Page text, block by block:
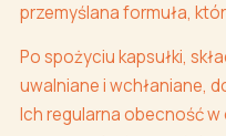
przemyślana formuła,
Po spożyciu kapsułki,
uwalniane i wchłaniane,
Ich regularna obecność